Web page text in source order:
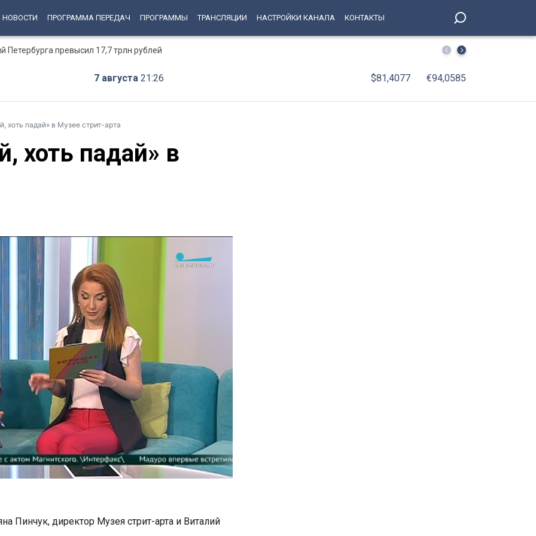
НОВОСТИ ПРОГРАММА ПЕРЕДАЧ ПРОГРАММЫ ТРАНСЛЯЦИИ НАСТРОЙКИ КАНАЛА КОНТАКТЫ
Петербурга превысил 17,7 трлн рублей Смертельная «цепочка» на КАД: под Петербургом в
7 августа 21:26 $81,4077 €94,0585
хоть падай» в Музее стрит-арта
хоть падай» в
Пинчук, директор Музея стрит-арта и Виталий